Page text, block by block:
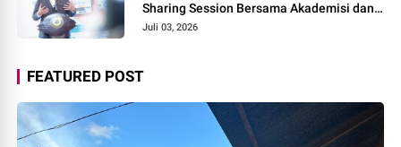
Sharing Session Bersama Akademisi dan
Praktisi
Juli 03, 2026
FEATURED POST